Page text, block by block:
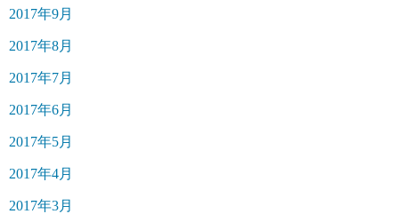
2017年9月
2017年8月
2017年7月
2017年6月
2017年5月
2017年4月
2017年3月